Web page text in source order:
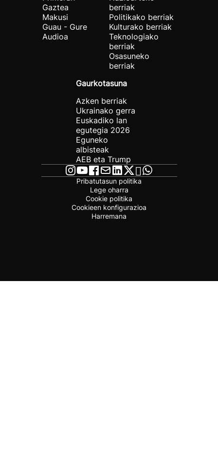
Gaztea
Makusi
Guau - Gure
Audioa
berriak
Politikako berriak
Kulturako berriak
Teknologiako
berriak
Osasuneko
berriak
Gaurkotasuna
Azken berriak
Ukrainako gerra
Euskadiko lan
egutegia 2026
Eguneko
albisteak
AEB eta Trump
Pribatutasun politika
Lege oharra
Cookie politika
Cookieen konfigurazioa
Harremana